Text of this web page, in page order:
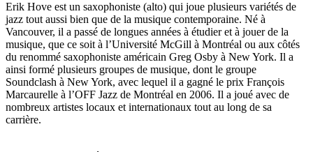
Erik Hove est un saxophoniste (alto) qui joue plusieurs variétés de
jazz tout aussi bien que de la musique contemporaine. Né à
Vancouver, il a passé de longues années à étudier et à jouer de la
musique, que ce soit à l’Université McGill à Montréal ou aux côtés
du renommé saxophoniste américain Greg Osby à New York. Il a
ainsi formé plusieurs groupes de musique, dont le groupe
Soundclash à New York, avec lequel il a gagné le prix François
Marcaurelle à l’OFF Jazz de Montréal en 2006. Il a joué avec de
nombreux artistes locaux et internationaux tout au long de sa
carrière.